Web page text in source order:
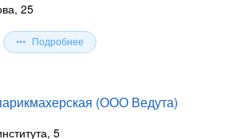
25
Подробнее
(ООО Ведута)
5